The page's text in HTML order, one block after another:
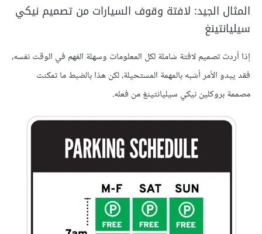
المثال الجيد: لافتة وقوف السيارات من تصميم نيكي
سيليانتينغ
إذا أردت تصميم لافتة شاملة لكل المعلومات وسهلة الفهم في الوقت نفسه،
فقد يبدو الأمر أشبه بالمهمة المستحيلة، لكن هذا بالضبط ما تمكنت
مصممة بروكلين نيكي سيليانتينغ من فعله.